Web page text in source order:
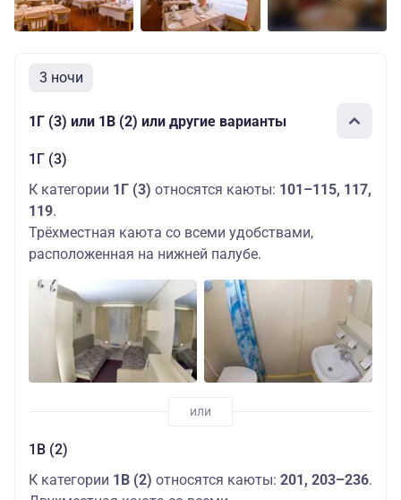
3 ночи
1Г (3) или 1В (2) или другие варианты
1Г (3)
К категории 1Г (3) относятся каюты: 101–115, 117,
119.
Трёхместная каюта со всеми удобствами,
расположенная на нижней палубе.
1В (2)
К категории 1В (2) относятся каюты: 201, 203–236.